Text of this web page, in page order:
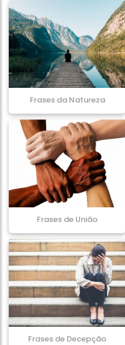
Frases da Natureza
Frases de União
Frases de Decepção